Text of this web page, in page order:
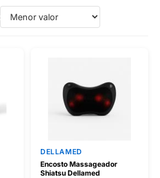
DELLAMED
Encosto Massageador
Shiatsu Dellamed